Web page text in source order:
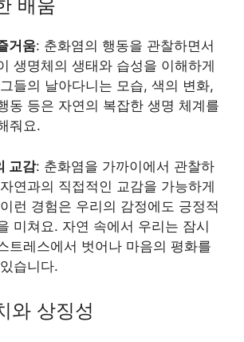
배움
거움: 춘화염의 행동을 관찰하면서
생명체의 생태와 습성을 이해하게
들의 날아다니는 모습, 색의 변화,
동 등은 자연의 복잡한 생명 체계를
줘요.
교감: 춘화염을 가까이에서 관찰하
연과의 직접적인 교감을 가능하게
런 경험은 우리의 감정에도 긍정적
미쳐요. 자연 속에서 우리는 잠시
트레스에서 벗어나 마음의 평화를
습니다.
와 상징성